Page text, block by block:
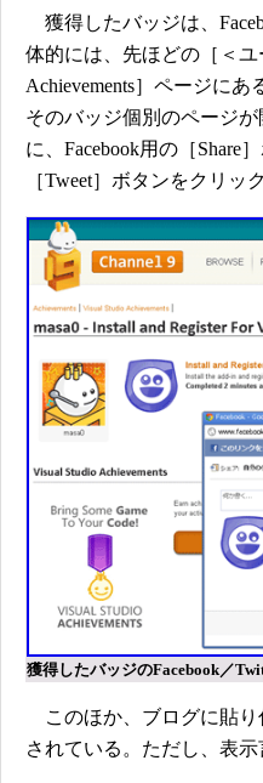
獲得したバッジは、
体的には、先ほどの［＜ユ
Achievements］ページにあ
そのバッジ個別のページ
に、Facebook用の［Share
［Tweet］ボタンをクリッ
獲得したバッジのFacebook／
このほか、ブログに貼り
されている。ただし、表